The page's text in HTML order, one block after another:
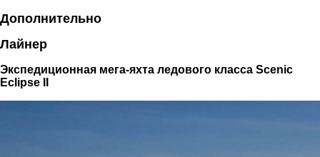
Дополнительно
Лайнер
Экспедиционная мега-яхта ледового класса Scenic
Eclipse II